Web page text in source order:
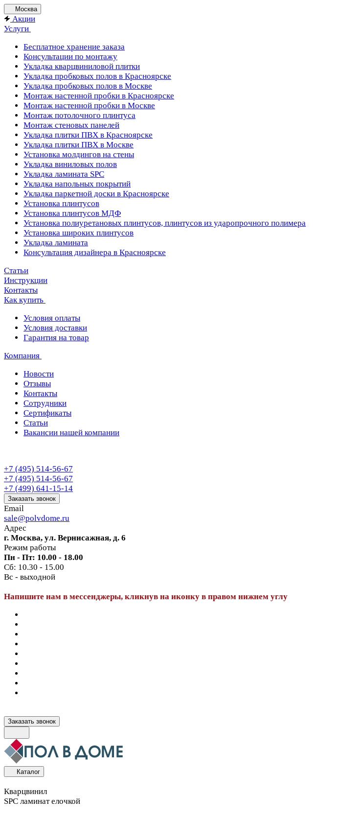
Москва
Акции
Услуги
Бесплатное хранение заказа
Консультации по монтажу
Укладка кварцвиниловой плитки
Укладка пробковых полов в Красноярске
Укладка пробковых полов в Москве
Монтаж настенной пробки в Красноярске
Монтаж настенной пробки в Москве
Монтаж потолочного плинтуса
Монтаж стеновых панелей
Укладка плитки ПВХ в Красноярске
Укладка плитки ПВХ в Москве
Установка молдингов на стены
Укладка виниловых полов
Укладка ламината SPC
Укладка напольных покрытий
Укладка паркетной доски в Красноярске
Установка плинтусов
Установка плинтусов МДФ
Установка полиуретановых плинтусов, плинтусов из ударопрочного полимера
Установка широких плинтусов
Укладка ламината
Консультация дизайнера в Красноярске
Статьи
Инструкции
Контакты
Как купить
Условия оплаты
Условия доставки
Гарантия на товар
Компания
Новости
Отзывы
Контакты
Сотрудники
Сертификаты
Статьи
Вакансии нашей компании
+7 (495) 514-56-67
+7 (495) 514-56-67
+7 (499) 641-15-14
Заказать звонок
Email
sale@polvdome.ru
Адрес
г. Москва, ул. Вернисажная, д. 6
Режим работы
Пн - Пт: 10.00 - 18.00
Сб: 10.30 - 15.00
Вс - выходной
Напишите нам в мессенджеры, кликнув на иконку в правом нижнем углу
Заказать звонок
Каталог
Кварцвинил
SPC ламинат елочкой